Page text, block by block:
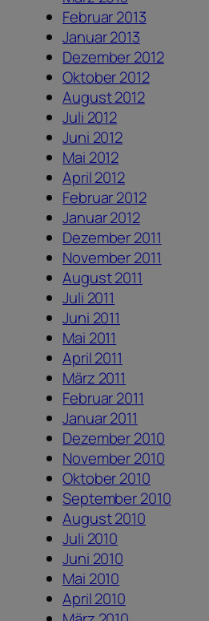
Februar 2013
Januar 2013
Dezember 2012
Oktober 2012
August 2012
Juli 2012
Juni 2012
Mai 2012
April 2012
Februar 2012
Januar 2012
Dezember 2011
November 2011
August 2011
Juli 2011
Juni 2011
Mai 2011
April 2011
März 2011
Februar 2011
Januar 2011
Dezember 2010
November 2010
Oktober 2010
September 2010
August 2010
Juli 2010
Juni 2010
Mai 2010
April 2010